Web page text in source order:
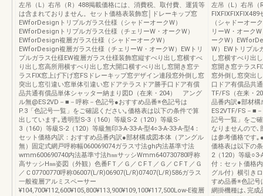
左吊（L）右吊（R）488掲載価格には、消費税、取付費、運賃等
は含まれておりません。セット価格表装飾窓│ドレーキップ窓
EWforDesignトリプルガラス仕様（シャドーオークW）
EWforDesignトリプルガラス仕様（チェリーW・オークW）
EWforDesign複層ガラス仕様（シャドーオークW）
EWforDesign複層ガラス仕様（チェリーW・オークW）EWトリ
プルガラス仕様EW複層ガラス仕様装飾窓縦すべり出し窓横すべ
り出し窓高所用横すべり出し窓大開口横すべり出し窓開き窓テ
ラスFIX窓上げ下げ窓FSドレーキップ窓デザイン連段窓外倒し窓
突出し窓引違い窓単体引違い窓ドアテラスドア勝手口ドア有償
品共通有償品単体シャッター納まり図D（在来・204） アング
ル無@ES2VD－■－呼称－色記号●おすすめ品番※色記号は
P.3「色記号一覧」をご確認ください｡価格表は以下の条件で算
出しています｡透明型S-3（160）等級S-2（120）等級S-
3（160）等級S-2（120）等級無印3-A-33-A-型4○3-A-33-A-型4：
セット価格内訳：おすすめ品番内訳●部材構成図本体（アングル
無）固定式網戸呼称幅060069074ガラス寸法gh内法基準寸法
wmm600690740内法基準寸法h㎜サッシWmm640730780呼称
高サッシH㎜姿図（外観）色番FＴ／Ｇ／ＣFＴ／Ｇ／ＣFＴ／Ｇ
／Ｃ07700770呼称06007(L/R)06907(L/R)07407(L/R)586ガラス
一般複層アルミスペーサー
¥104,700¥112,600¥105,800¥113,900¥109,100¥117,500Low-E複層
左吊（L）右吊（
（シャドーオー
リーW・オーク
ークW）
W）EWトリプル
し窓横すべり出
窓開き窓テラス
窓外倒し窓突出
口ドア有償品共
TF/FS（在来・
品番内訳●部材構
ES2VTF/FS－■
記号一覧」をご
なりませんので､
は参考価格です｡
価格表は以下の
2（120）等級
付：セット価格
グル付）横引き
すめ品番※色記号
網掛機種は､完成